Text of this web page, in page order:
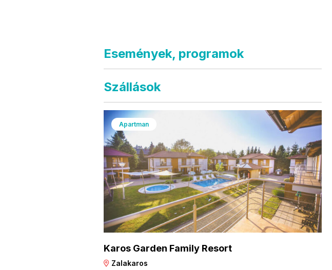
Események, programok
Szállások
Apartman
Karos Garden Family Resort
Zalakaros